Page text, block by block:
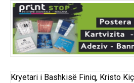
Kryetari i Bashkisë Finiq, Kristo